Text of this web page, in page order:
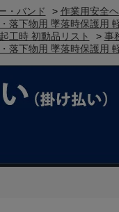
・バンド > 作業用安全
落下物用 墜落時保護用
工時 初動品リスト > 事
落下物用 墜落時保護用